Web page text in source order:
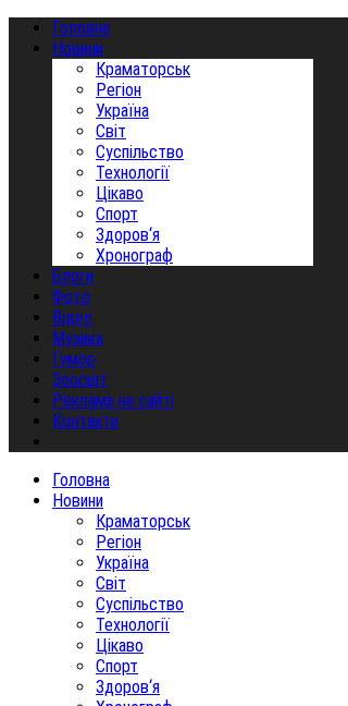
Головна
Новини
Краматорськ
Регіон
Україна
Світ
Суспільство
Технології
Цікаво
Спорт
Здоров‘я
Хронограф
Блоги
Фото
Відео
Музика
Гумор
Зоосвіт
Реклама на сайті
Контакти
Головна
Новини
Краматорськ
Регіон
Україна
Світ
Суспільство
Технології
Цікаво
Спорт
Здоров‘я